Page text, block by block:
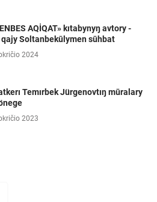
AQİQAT» kıtabynyŋ avtory -
Soltanbekūlymen sūhbat
2024
Temırbek Jürgenovtıŋ mūralary
2023